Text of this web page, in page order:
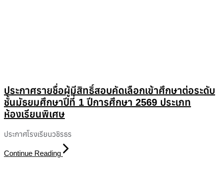
ประกาศรายชื่อผู้มีสิทธิ์สอบคัดเลือกเข้าศึกษาต่อระดับ
ชั้นมัธยมศึกษาปีที่ 1 ปีการศึกษา 2569 ประเภท
ห้องเรียนพิเศษ
ประกาศโรงเรียนวชิรธร
Continue Reading